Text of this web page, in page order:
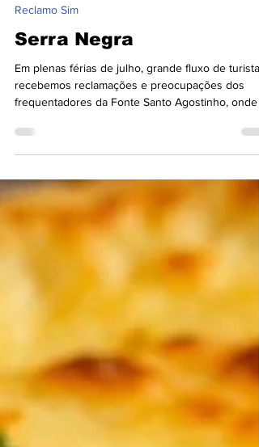
há 2 dias
Reclamo Sim
Serra Negra
Em plenas férias de julho, grande fluxo de
frequentadores da Fonte Santo Agostinho, onde
falta de manutenção e o balanço com parafusos
prestes a quebrar pelo desgaste, madeiras
apodrecendo, tudo pondo em risco a saúde e
segurança das crianças. Pedimos urgentes
providências, reposição da areia e proibição de
animais naquele espaço.